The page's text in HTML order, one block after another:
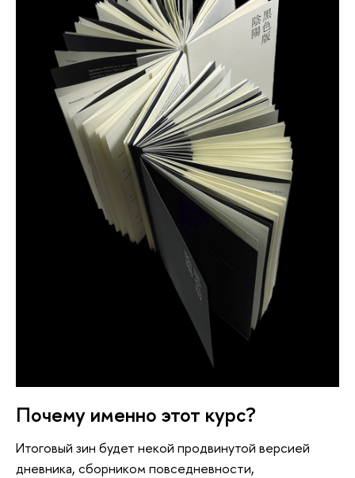
Почему именно этот курс?
Итоговый зин будет некой продвинутой версией
дневника, сборником повседневности,